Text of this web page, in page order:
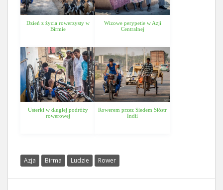
Dzień z życia rowerzysty w
Birmie
Wizowe perypetie w Azji
Centralnej
Usterki w długiej podróży
rowerowej
Rowerem przez Siedem Sióstr
Indii
Azja Birma Ludzie Rower